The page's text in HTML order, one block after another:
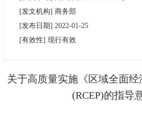
北京要闻 会议信息
政务公开
市领导 机构职能
[发文机构] 商务部
[发布日期] 2022-01-25
[有效性] 现行有效
关于高质量实施《区域全面经
(RCEP)的指导